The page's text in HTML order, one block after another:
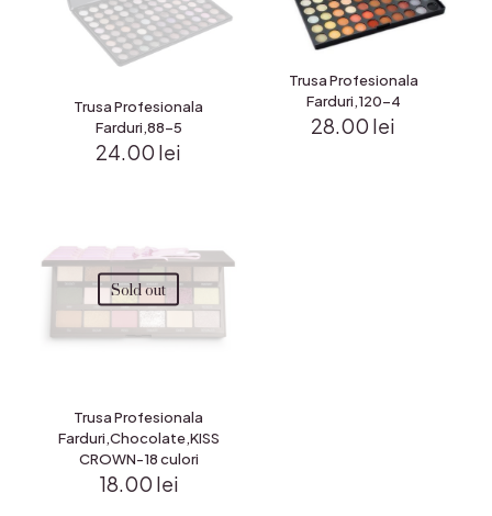
Trusa Profesionala
Farduri,88-5
24.00 lei
Trusa Profesionala
Farduri,120-4
28.00 lei
Sold out
Trusa Profesionala
Farduri,Chocolate,KISS
CROWN-18 culori
18.00 lei